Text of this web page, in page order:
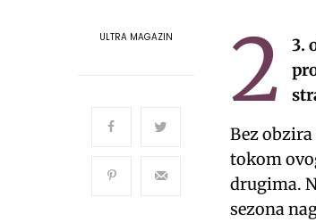
ULTRA MAGAZIN 2
3.
Bez
tokom
drugima.
sezona